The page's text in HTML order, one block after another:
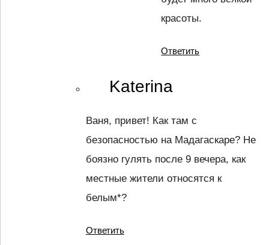
красоты.
Ответить
Katerina
Ваня, привет! Как там с
безопасностью на Мадагаскаре? Не
боязно гулять после 9 вечера, как
местные жители относятся к
белым*?
Ответить